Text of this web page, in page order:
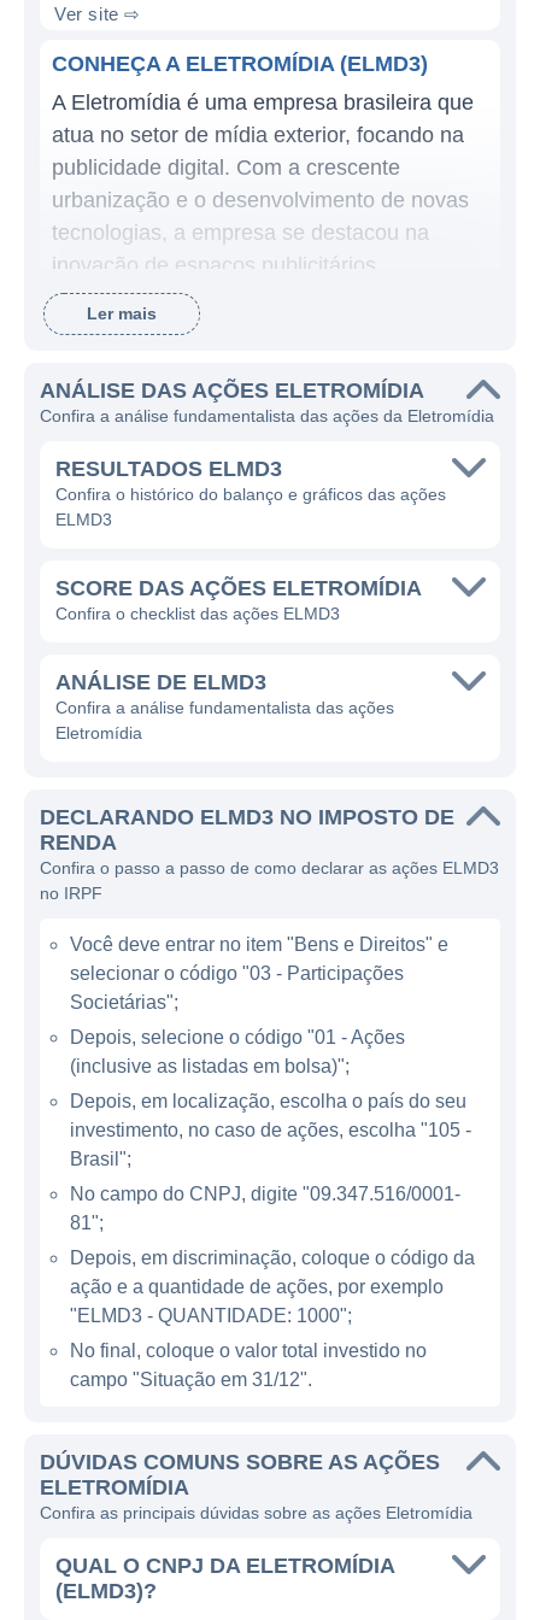
Ver site ⇨
CONHEÇA A ELETROMÍDIA (ELMD3)
A Eletromídia é uma empresa brasileira que
atua no setor de mídia exterior, focando na
publicidade digital. Com a crescente
urbanização e o desenvolvimento de novas
tecnologias, a empresa se destacou na
inovação de espaços publicitários,
oferecendo soluções visuais atraentes e
dinâmicas para anunciantes e marcas. Seu
digitais, além de outros meios de
comunicação visual, que são
estrategicamente localizados em áreas com
alto tráfego de pessoas, como shopping
centers, aeroportos e grandes avenidas.
A Eletromídia tem como missão transformar
o modo como as marcas se comunicam com
ponta para maximizar o impacto de suas
campanhas publicitárias. A empresa cria
ambientes visuais que não apenas informam,
conteúdos interativos e dinâmicos, que
podem ser facilmente atualizados e
modificados para atender às necessidades
dos anunciantes.
ATUAÇÃO DA ELETROMÍDIA
que mais crescem dentro do marketing e da
publicidade. A Eletromídia se destaca nesse
cenário por seu enfoque em inovação e
tecnologia. Ao integrar soluções digitais em
sua estratégia, a empresa é capaz de
oferecer anúncios mais flexíveis e
interativos, aumentando a eficiência e a
efetividade das campanhas publicitárias.
Além disso, o uso de dados e métricas
avançadas permite que a Eletromídia
ofereça relatórios detalhados sobre o
anunciantes a otimizar suas estratégias.
Com um portfólio diversificado, a empresa
possui uma vasta gama de produtos, desde
painéis de LED até soluções de mídia em
ambientes fechados. Essa variedade permite
Ler mais
ANÁLISE DAS AÇÕES ELETROMÍDIA
Confira a análise fundamentalista das ações da Eletromídia
RESULTADOS ELMD3
Confira o histórico do balanço e gráficos das ações
ELMD3
SCORE DAS AÇÕES ELETROMÍDIA
Confira o checklist das ações ELMD3
ANÁLISE DE ELMD3
Confira a análise fundamentalista das ações
Eletromídia
DECLARANDO ELMD3 NO IMPOSTO DE
RENDA
Confira o passo a passo de como declarar as ações ELMD3
no IRPF
Você deve entrar no item "Bens e Direitos" e
selecionar o código "03 - Participações
Societárias";
Depois, selecione o código "01 - Ações
(inclusive as listadas em bolsa)";
Depois, em localização, escolha o país do seu
investimento, no caso de ações, escolha "105 -
Brasil";
No campo do CNPJ, digite "09.347.516/0001-
81";
Depois, em discriminação, coloque o código da
ação e a quantidade de ações, por exemplo
"ELMD3 - QUANTIDADE: 1000";
No final, coloque o valor total investido no
campo "Situação em 31/12".
DÚVIDAS COMUNS SOBRE AS AÇÕES
ELETROMÍDIA
Confira as principais dúvidas sobre as ações Eletromídia
QUAL O CNPJ DA ELETROMÍDIA
(ELMD3)?